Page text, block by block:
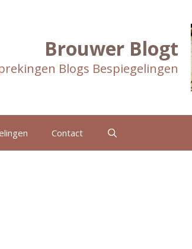
Brouwer Blogt
Blogs Bespiegelingen
Contact